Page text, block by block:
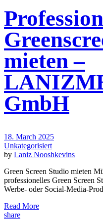
mieten –
GmbH
18. March 2025
Unkategorisiert
by Laniz Nooshkevins
Green Screen Studio mieten
professionelles Green Screen
Werbe- oder Social-Media-
Read More
share